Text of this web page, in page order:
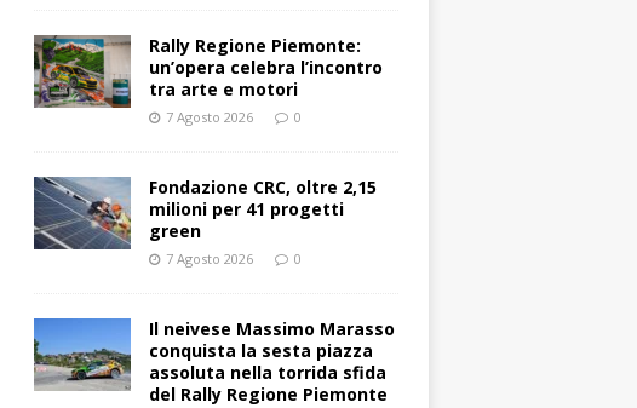
Rally Regione Piemonte:
un’opera celebra l’incontro
tra arte e motori
7 Agosto 2026 0
Fondazione CRC, oltre 2,15
milioni per 41 progetti
green
7 Agosto 2026 0
Il neivese Massimo Marasso
conquista la sesta piazza
assoluta nella torrida sfida
del Rally Regione Piemonte